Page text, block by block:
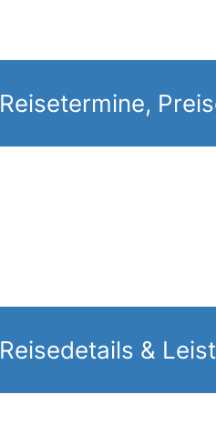
Reisetermine,
Reisedetails &